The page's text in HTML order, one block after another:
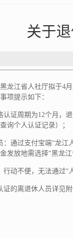
关于
龙江省人社厅拟于4
项提示如下：
认证周期为12个月，
询个人认证记录）；
：通过支付宝端“龙江
发放地需选择“黑龙
行动不便，无法通过“
证的离退休人员详见附